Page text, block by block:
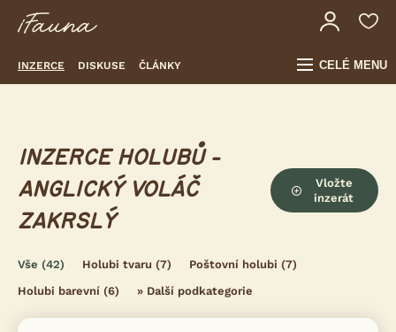
INZERCE DISKUSE ČLÁNKY CELÉ MENU
INZERCE HOLUBŮ -
ANGLICKÝ VOLÁČ
ZAKRSLÝ
Vložte
inzerát
Vše (42) Holubi tvaru (7) Poštovní holubi (7)
Holubi barevní (6) » Další podkategorie